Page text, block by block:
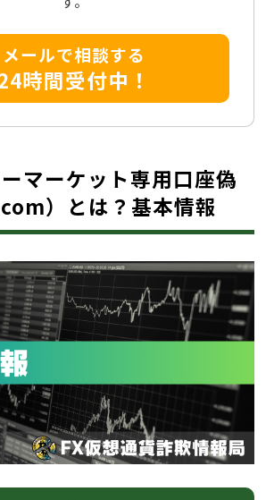
メールで相談する
時間受付中！
マーケット専用口座偽
）とは？基本情報